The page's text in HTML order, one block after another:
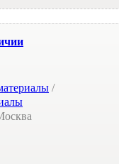
/